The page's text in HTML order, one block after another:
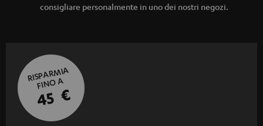
consigliare personalmente in uno dei nostri negozi.
RISPARMIA
FINO A
45 €